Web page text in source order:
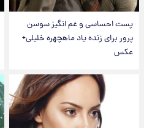
پست احساسی و غم انگیز سوسن
پرور برای زنده یاد ماهچهره خلیلی+
عکس